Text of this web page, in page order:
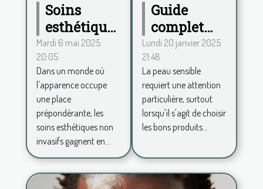
Soins
esthétiques
non
invasifs
tendances
et efficacité
pour 2023
Mardi 6 mai 2025
20:05
Dans un monde où
l'apparence occupe
une place
prépondérante, les
soins esthétiques non
invasifs gagnent en...
Guide
complet
pour
choisir une
lotion
tonique
adaptée
aux peaux
Lundi 20 janvier 2025
21:48
La peau sensible
requiert une attention
particulière, surtout
lorsqu'il s'agit de choisir
les bons produits...